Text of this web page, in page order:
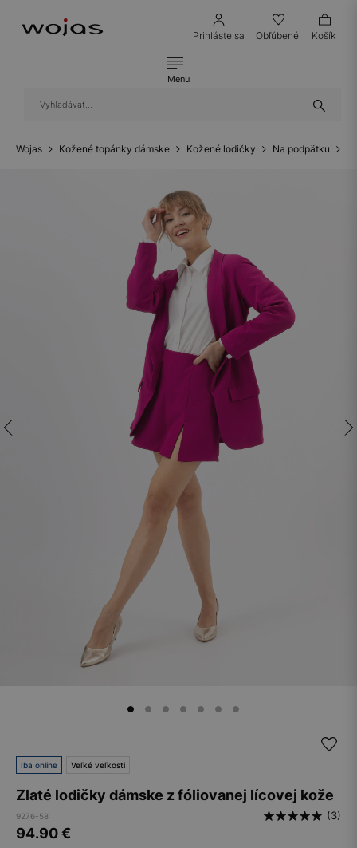
Prihláste sa Obľúbené Košík
Menu
Wojas Kožené topánky dámske Kožené lodičky Na podpätku
Iba online Veľké veľkosti
Zlaté lodičky dámske z fóliovanej lícovej kože
9276-58 (3)
94.90€